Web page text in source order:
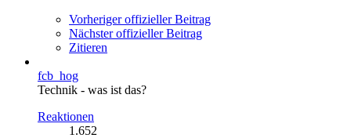
Vorheriger offizieller Beitrag
Nächster offizieller Beitrag
Zitieren
fcb_hog
Technik - was ist das?
Reaktionen
1.652